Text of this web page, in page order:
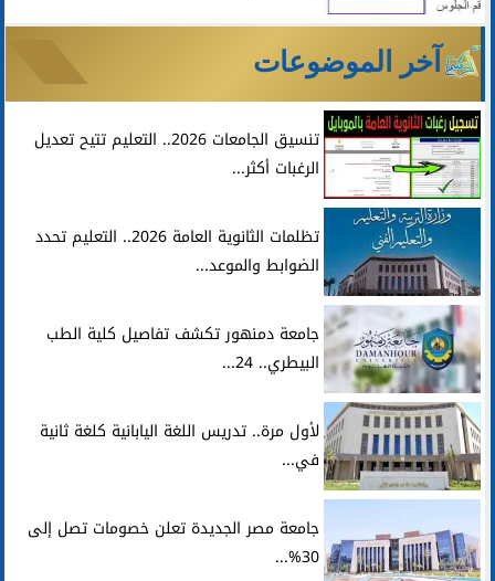
آخر الموضوعات
تنسيق الجامعات 2026.. التعليم تتيح تعديل
الرغبات أكثر...
تظلمات الثانوية العامة 2026.. التعليم تحدد
الضوابط والموعد...
جامعة دمنهور تكشف تفاصيل كلية الطب
البيطري.. 24...
لأول مرة.. تدريس اللغة اليابانية كلغة ثانية
في...
جامعة مصر الجديدة تعلن خصومات تصل إلى
30%...